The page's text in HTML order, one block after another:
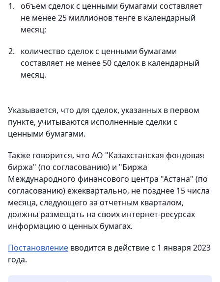
объем сделок с ценными бумагами составляет
не менее 25 миллионов тенге в календарный
месяц;
количество сделок с ценными бумагами
составляет не менее 50 сделок в календарный
месяц.
Указывается, что для сделок, указанных в первом
пункте, учитываются исполненные сделки с
ценными бумагами.
Также говорится, что АО "Казахстанская фондовая
биржа" (по согласованию) и "Биржа
Международного финансового центра "Астана" (по
согласованию) ежеквартально, не позднее 15 числа
месяца, следующего за отчетным кварталом,
должны размещать на своих интернет-ресурсах
информацию о ценных бумагах.
Постановление вводится в действие с 1 января 2023
года.